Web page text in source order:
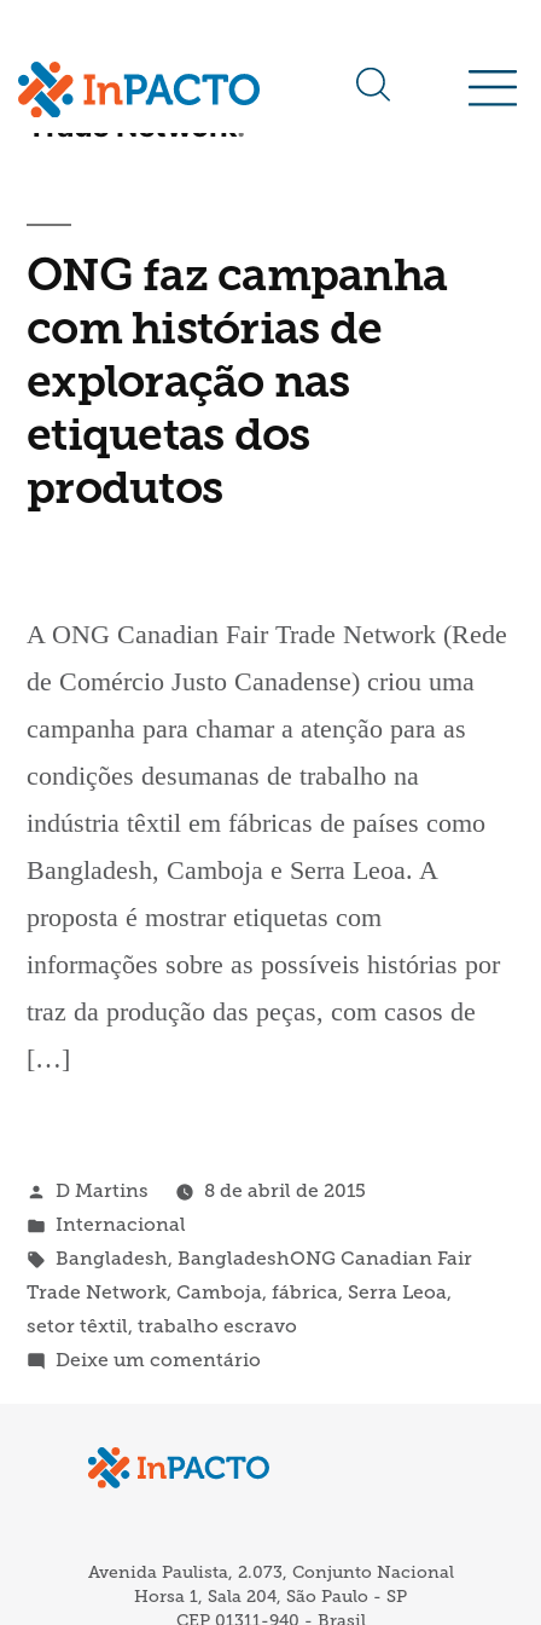
BangladeshONG Canadian Fair
Trade Network
ONG faz campanha
com histórias de
exploração nas
etiquetas dos
produtos
A ONG Canadian Fair Trade Network (Rede
de Comércio Justo Canadense) criou uma
campanha para chamar a atenção para as
condições desumanas de trabalho na
indústria têxtil em fábricas de países como
Bangladesh, Camboja e Serra Leoa. A
proposta é mostrar etiquetas com
informações sobre as possíveis histórias por
traz da produção das peças, com casos de
[…]
Publicado
por
D Martins
8 de abril de 2015
Publicado
em
Internacional
Tags:
Bangladesh, BangladeshONG Canadian Fair
Trade Network, Camboja, fábrica, Serra Leoa,
setor têxtil, trabalho escravo
Deixe um comentárioem
campanha
de
exploração
Avenida Paulista, 2.073, Conjunto Nacional
Horsa 1, Sala 204, São Paulo - SP